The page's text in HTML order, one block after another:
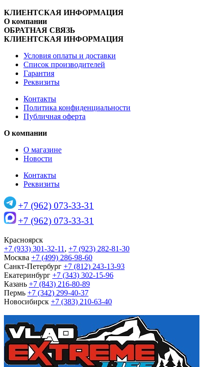
КЛИЕНТСКАЯ ИНФОРМАЦИЯ
О компании
ОБРАТНАЯ СВЯЗЬ
КЛИЕНТСКАЯ ИНФОРМАЦИЯ
Условия оплаты и доставки
Список производителей
Гарантия
Реквизиты
Контакты
Политика конфиденциальности
Публичная оферта
О компании
О магазине
Новости
Контакты
Реквизиты
+7 (962) 073-33-31
+7 (962) 073-33-31
Красноярск
+7 (933) 301-32-11 , +7 (923) 282-81-30
Москва +7 (499) 286-98-60
Санкт-Петербург +7 (812) 243-13-93
Екатеринбург +7 (343) 302-15-96
Казань +7 (843) 216-80-89
Пермь +7 (342) 299-40-37
Новосибирск +7 (383) 210-63-40